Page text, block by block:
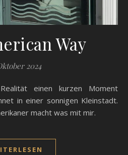
Way
2024
in einer sonnigen Kleinstadt.
macht was mit mir.